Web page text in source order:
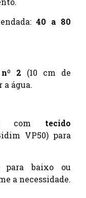
40 a 80
2 (10 cm de
a água.
com tecido
VP50) para
para baixo ou
a necessidade.